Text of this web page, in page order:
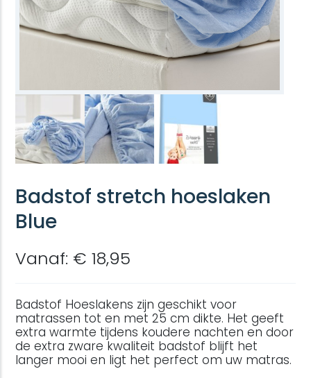
Badstof stretch hoeslaken
Blue
Vanaf: € 18,95
Badstof Hoeslakens zijn geschikt voor
matrassen tot en met 25 cm dikte. Het geeft
extra warmte tijdens koudere nachten en door
de extra zware kwaliteit badstof blijft het
langer mooi en ligt het perfect om uw matras.